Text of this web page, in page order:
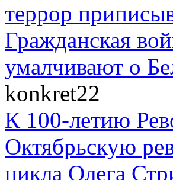
террор
Гражданская
умалчивают о
konkret22
К 100-летию
Октябрьскую
цикла Олега